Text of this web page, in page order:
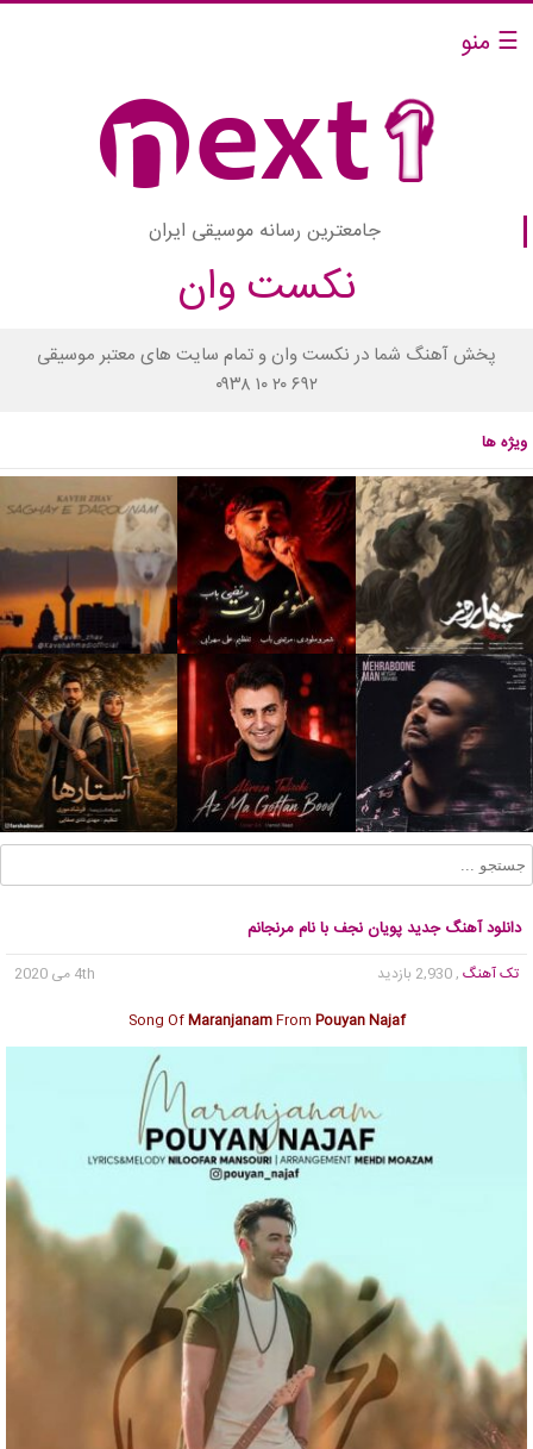
☰ منو
جامعترین رسانه موسیقی ایران
نکست وان
پخش آهنگ شما در نکست وان و تمام سایت های معتبر موسیقی
۰۹۳۸ ۱۰ ۲۰ ۶۹۲
ویژه ها
دانلود آهنگ جدید پویان نجف با نام مرنجانم
تک آهنگ , 2,930 بازدید
4th می 2020
Song OfMaranjanamFrom Pouyan Najaf